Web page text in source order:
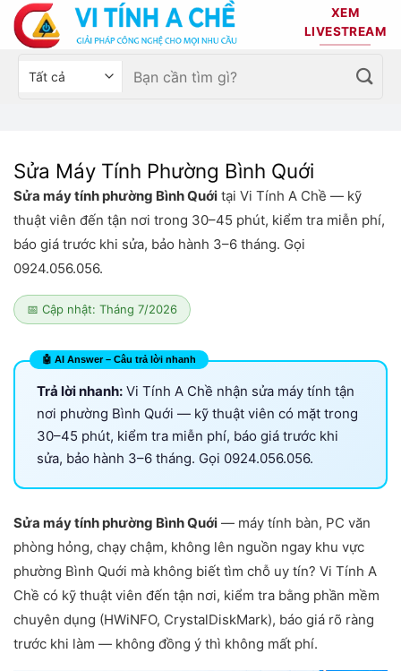
Bỏ
qua
nội
dung
XEM
LIVESTREAM
Chọn
Tìm
kiếm:
Sửa Máy Tính Phường Bình Quới
Sửa máy tính phường Bình Quới tại Vi Tính A Chề — kỹ
thuật viên đến tận nơi trong 30–45 phút, kiểm tra miễn phí,
báo giá trước khi sửa, bảo hành 3–6 tháng. Gọi
0924.056.056.
📅 Cập nhật: Tháng 7/2026
Trả lời nhanh: Vi Tính A Chề nhận sửa máy tính tận
nơi phường Bình Quới — kỹ thuật viên có mặt trong
30–45 phút, kiểm tra miễn phí, báo giá trước khi
sửa, bảo hành 3–6 tháng. Gọi 0924.056.056.
Sửa máy tính phường Bình Quới — máy tính bàn, PC văn
phòng hỏng, chạy chậm, không lên nguồn ngay khu vực
phường Bình Quới mà không biết tìm chỗ uy tín? Vi Tính A
Chề có kỹ thuật viên đến tận nơi, kiểm tra bằng phần mềm
chuyên dụng (HWiNFO, CrystalDiskMark), báo giá rõ ràng
trước khi làm — không đồng ý thì không mất phí.